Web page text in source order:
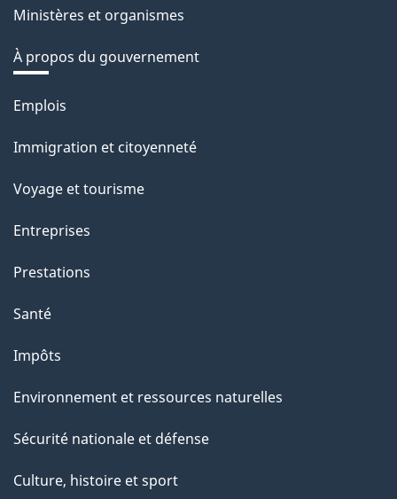
Ministères et organismes
À propos du gouvernement
Thèmes
sujets
Emplois
Immigration et citoyenneté
Voyage et tourisme
Entreprises
Prestations
Santé
Impôts
Environnement et ressources naturelles
Sécurité nationale et défense
Culture, histoire et sport